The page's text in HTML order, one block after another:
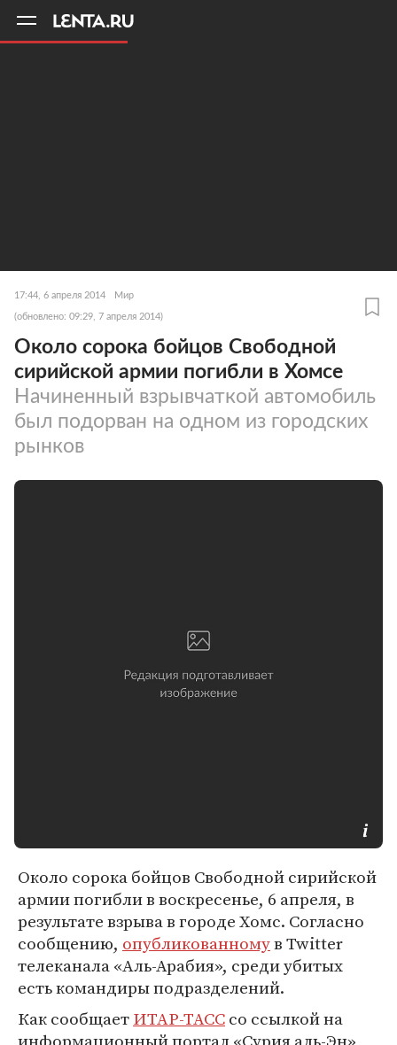
17:44, 6 апреля 2014 Мир
(обновлено: 09:29, 7 апреля 2014)
Около сорока бойцов Свободной
сирийской армии погибли в Хомсе
Начиненный взрывчаткой автомобиль
был подорван на одном из городских
рынков
Около сорока бойцов Свободной сирийской
армии погибли в воскресенье, 6 апреля, в
результате взрыва в городе Хомс. Согласно
сообщению, опубликованномув Twitter
телеканала «Аль-Арабия», среди убитых
есть командиры подразделений.
Как сообщаетИТАР-ТАССсо ссылкой на